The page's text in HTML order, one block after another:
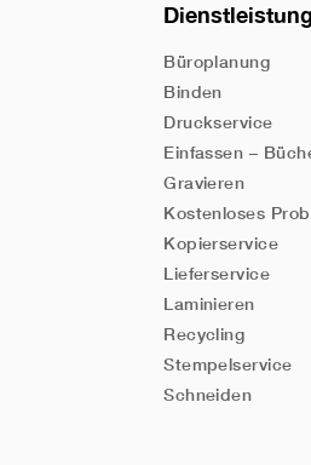
Büroplanung
Binden
Druckservice
Einfassen –
Gravieren
Kostenloses
Kopierservice
Lieferservice
Laminieren
Recycling
Stempelservice
Schneiden